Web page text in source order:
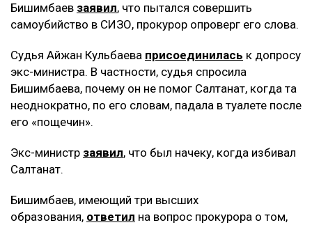
Бишимбаев заявил, что пытался совершить
самоубийство в СИЗО, прокурор опроверг его слова.
Судья Айжан Кульбаева присоединилась к допросу
экс-министра. В частности, судья спросила
Бишимбаева, почему он не помог Салтанат, когда та
неоднократно, по его словам, падала в туалете после
его «пощечин».
Экс-министр заявил, что был начеку, когда избивал
Салтанат.
Бишимбаев, имеющий три высших
образования, ответил на вопрос прокурора о том,